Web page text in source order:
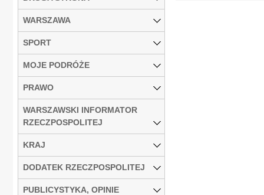
WARSZAWA
SPORT
MOJE PODRÓŻE
PRAWO
WARSZAWSKI INFORMATOR
RZECZPOSPOLITEJ
KRAJ
DODATEK RZECZPOSPOLITEJ
PUBLICYSTYKA, OPINIE